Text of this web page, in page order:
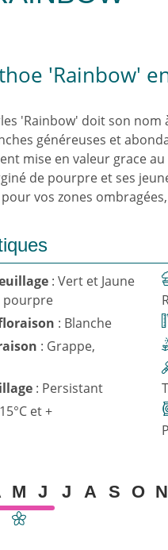
'Rainbow'
'Rainbow' doit son
généreuses et
mise en valeur grace
de pourpre et ses
vos zones
: Vert et Jaune
pourpre
: Blanche
: Grappe,
: Persistant
et +
M J J A S O N